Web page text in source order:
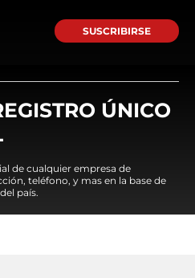
SUSCRIBIRSE
ÚNICO
de cualquier empresa de
teléfono, y mas en la base de
país.